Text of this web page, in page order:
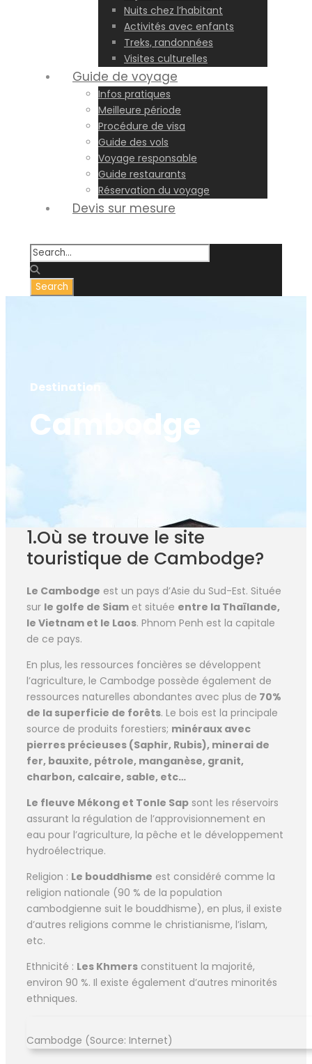
Nuits chez l’habitant
Activités avec enfants
Treks, randonnées
Visites culturelles
Guide de voyage
Infos pratiques
Meilleure période
Procédure de visa
Guide des vols
Voyage responsable
Guide restaurants
Réservation du voyage
Devis sur mesure
Destination
Cambodge
1.Où se trouve le site
touristique de Cambodge?
Le Cambodge est un pays d’Asie du Sud-Est. Située
sur le golfe de Siam et située entre la Thaïlande,
le Vietnam et le Laos. Phnom Penh est la capitale
de ce pays.
En plus, les ressources foncières se développent
l’agriculture, le Cambodge possède également de
ressources naturelles abondantes avec plus de 70%
de la superficie de forêts. Le bois est la principale
source de produits forestiers; minéraux avec
pierres précieuses (Saphir, Rubis), minerai de
fer, bauxite, pétrole, manganèse, granit,
charbon, calcaire, sable, etc…
Le fleuve Mékong et Tonle Sap sont les réservoirs
assurant la régulation de l’approvisionnement en
eau pour l’agriculture, la pêche et le développement
hydroélectrique.
Religion : Le bouddhisme est considéré comme la
religion nationale (90 % de la population
cambodgienne suit le bouddhisme), en plus, il existe
d’autres religions comme le christianisme, l’islam,
etc.
Ethnicité : Les Khmers constituent la majorité,
environ 90 %. Il existe également d’autres minorités
ethniques.
Cambodge (Source: Internet)